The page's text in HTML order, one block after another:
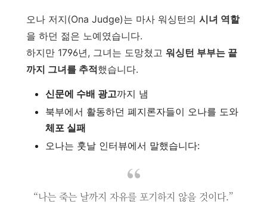
오나 저지(Ona Judge)는 마사 워싱턴의 시녀 역할
을 하던 젊은 노예였습니다.
하지만 1796년, 그녀는 도망쳤고 워싱턴 부부는 끝
까지 그녀를 추적했습니다.
신문에 수배 광고까지 냄
북부에서 활동하던 폐지론자들이 오나를 도와
체포 실패
오나는 훗날 인터뷰에서 말했습니다:
“나는 죽는 날까지 자유를 포기하지 않을 것이다.”